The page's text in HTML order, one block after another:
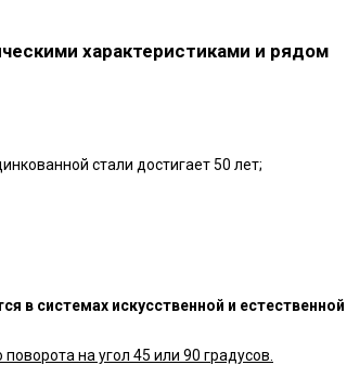
характеристиками и рядом
стали достигает 50 лет;
в системах искусственной и естественной
на угол 45 или 90 градусов.